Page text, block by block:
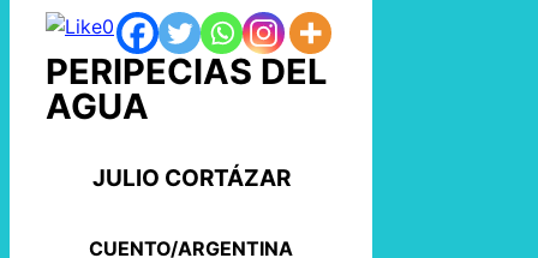
0
PERIPECIAS DEL
AGUA
JULIO CORTÁZAR
CUENTO/ARGENTINA